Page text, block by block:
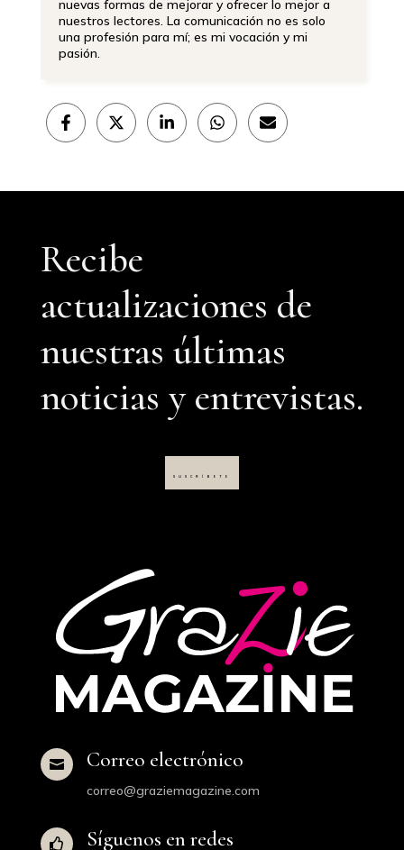
nuevas formas de mejorar y ofrecer lo mejor a
nuestros lectores. La comunicación no es solo
una profesión para mí; es mi vocación y mi
pasión.
Compartir
en
Compartir
en
Compartir
en
Compartir
en
Compartir
en
Recibe
actualizaciones de
nuestras últimas
noticias y entrevistas.
SUSCRÍBETE
 Correo electrónico
correo@graziemagazine.com
 Síguenos en redes